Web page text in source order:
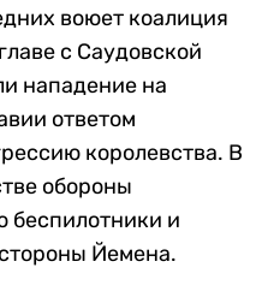
воюет коалиция
с Саудовской
нападение на
ответом
королевства. В
обороны
беспилотники и
Йемена.